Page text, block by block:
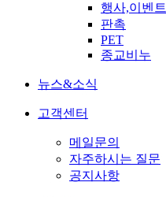
행사,이벤트
판촉
PET
종교비누
뉴스&소식
고객센터
메일문의
자주하시는 질문
공지사항